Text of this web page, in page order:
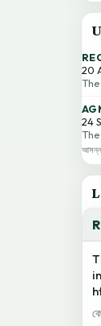
20
24
আসন্ন